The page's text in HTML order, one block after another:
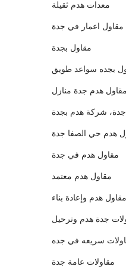
معدات هدم ثقيلة
مقاول اعمار في جدة
مقاول بجدة
بجده سواعد طويق
مقاول هدم جدة منازل
شركة هدم بجدة
هدم حي الصفا جدة
مقاول هدم في جدة
مقاول هدم معتمد
مقاول هدم وإعادة بناء
جدة هدم وترحيل
سريعه في جده
مقاولات عامة جدة